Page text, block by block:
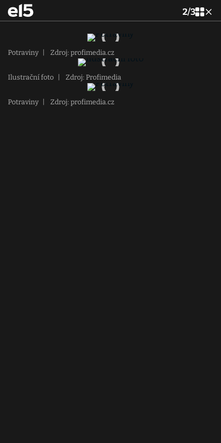
2/3
Potraviny Zdroj: profimedia.cz
Ilustrační foto Zdroj: Profimedia
Potraviny Zdroj: profimedia.cz